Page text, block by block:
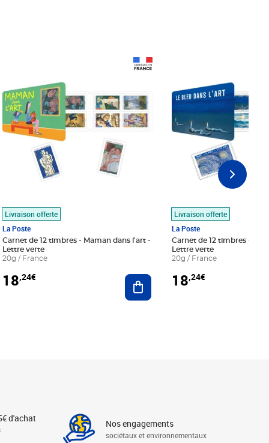
au panier
Livraison offerte
La Poste
Carnet de 12 timbres - Maman dans l'art -
Lettre verte
20g / France
18,24€ Ajouter au panier
Livraison offerte
La Poste
Carnet de 12 timbres - Le
Lettre verte
20g / France
18,24€
d'achat Nos engagements
sociétaux et environnementaux